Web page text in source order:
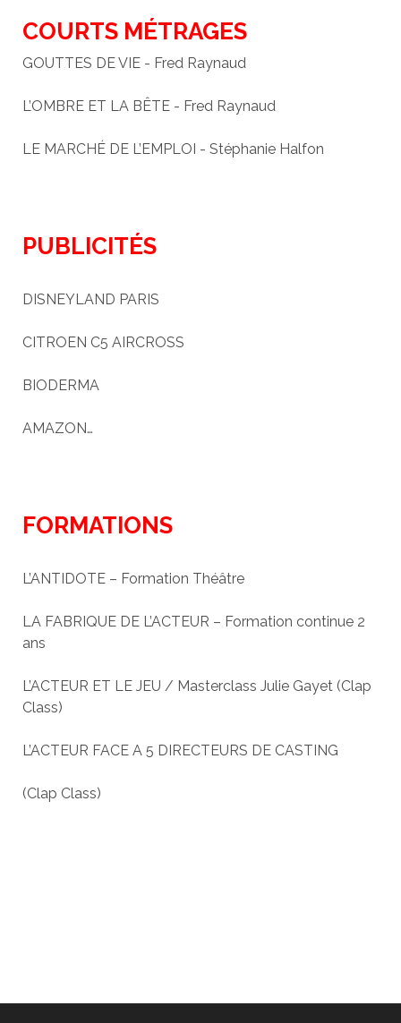
COURTS MÉTRAGES
GOUTTES DE VIE - Fred Raynaud
L’OMBRE ET LA BÊTE - Fred Raynaud
LE MARCHÉ DE L’EMPLOI - Stéphanie Halfon
PUBLICITÉS
DISNEYLAND PARIS
CITROEN C5 AIRCROSS
BIODERMA
AMAZON…
FORMATIONS
L’ANTIDOTE – Formation Théâtre
LA FABRIQUE DE L’ACTEUR – Formation continue 2
ans
L’ACTEUR ET LE JEU / Masterclass Julie Gayet (Clap
Class)
L’ACTEUR FACE A 5 DIRECTEURS DE CASTING
(Clap Class)